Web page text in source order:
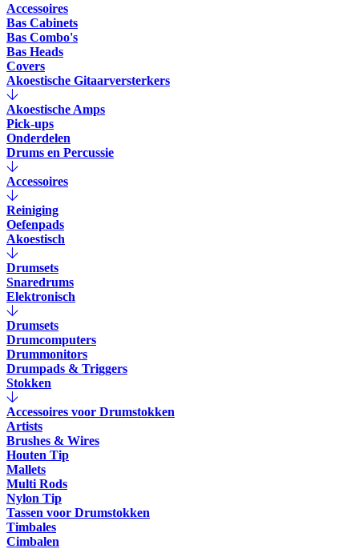
Accessoires
Bas Cabinets
Bas Combo's
Bas Heads
Covers
Akoestische Gitaarversterkers
Akoestische Amps
Pick-ups
Onderdelen
Drums en Percussie
Accessoires
Reiniging
Oefenpads
Akoestisch
Drumsets
Snaredrums
Elektronisch
Drumsets
Drumcomputers
Drummonitors
Drumpads & Triggers
Stokken
Accessoires voor Drumstokken
Artists
Brushes & Wires
Houten Tip
Mallets
Multi Rods
Nylon Tip
Tassen voor Drumstokken
Timbales
Cimbalen